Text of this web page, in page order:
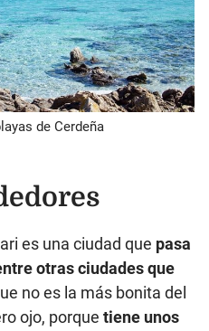
de Cerdeña
es una ciudad que pasa
otras ciudades que
no es la más bonita del
ojo, porque tiene unos